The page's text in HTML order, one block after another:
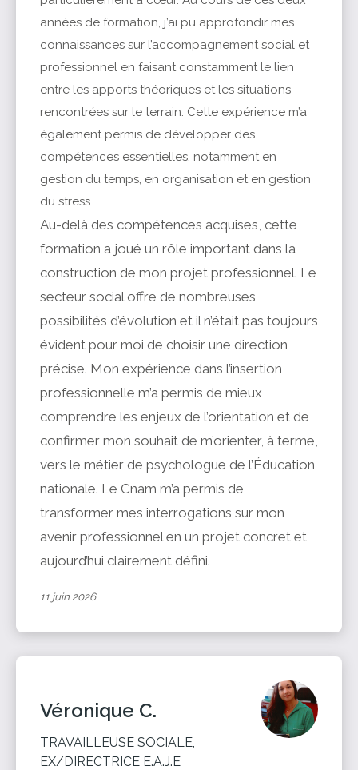
années de formation, j’ai pu approfondir mes
connaissances sur l’accompagnement social et
professionnel en faisant constamment le lien
entre les apports théoriques et les situations
rencontrées sur le terrain. Cette expérience m’a
également permis de développer des
compétences essentielles, notamment en
gestion du temps, en organisation et en gestion
du stress.
Au-delà des compétences acquises, cette
formation a joué un rôle important dans la
construction de mon projet professionnel. Le
secteur social offre de nombreuses
possibilités d’évolution et il n’était pas toujours
évident pour moi de choisir une direction
précise. Mon expérience dans l’insertion
professionnelle m’a permis de mieux
comprendre les enjeux de l’orientation et de
confirmer mon souhait de m’orienter, à terme,
vers le métier de psychologue de l’Éducation
nationale. Le Cnam m’a permis de
transformer mes interrogations sur mon
avenir professionnel en un projet concret et
aujourd’hui clairement défini.
11 juin 2026
Véronique C.
TRAVAILLEUSE SOCIALE,
EX/DIRECTRICE E.A.J.E